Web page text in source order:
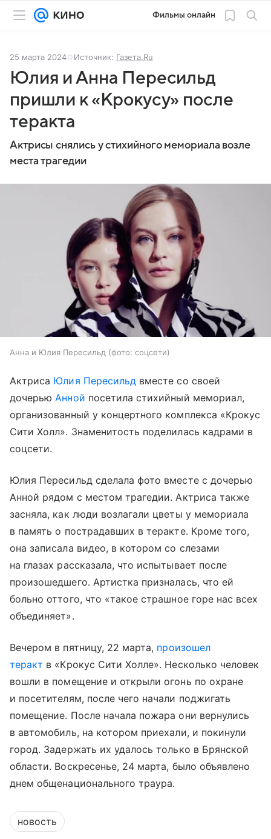
Фильмы онлайн
25 марта 2024 Источник: Газета.Ru
Юлия и Анна Пересильд
пришли к «Крокусу» после
теракта
Актрисы снялись у стихийного мемориала возле
места трагедии
Анна и Юлия Пересильд (фото: соцсети)
Актриса Юлия Пересильд вместе со своей
дочерью Анной посетила стихийный мемориал,
организованный у концертного комплекса «Крокус
Сити Холл». Знаменитость поделилась кадрами в
соцсети.
Юлия Пересильд сделала фото вместе с дочерью
Анной рядом с местом трагедии. Актриса также
засняла, как люди возлагали цветы у мемориала
в память о пострадавших в теракте. Кроме того,
она записала видео, в котором со слезами
на глазах рассказала, что испытывает после
произошедшего. Артистка призналась, что ей
больно оттого, что «такое страшное горе нас всех
объединяет».
Вечером в пятницу, 22 марта, произошел
теракт в «Крокус Сити Холле». Несколько человек
вошли в помещение и открыли огонь по охране
и посетителям, после чего начали поджигать
помещение. После начала пожара они вернулись
в автомобиль, на котором приехали, и покинули
город. Задержать их удалось только в Брянской
области. Воскресенье, 24 марта, было объявлено
днем общенационального траура.
новость